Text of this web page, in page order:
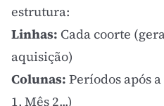
estrutura:
Linhas: Cada coorte
aquisição)
Colunas: Períodos após
1, Mês 2...)